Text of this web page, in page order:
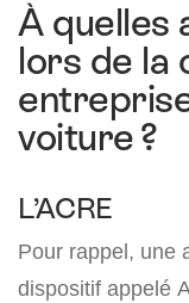
À quelles
lors de la
voiture ?
L’ACRE
Pour rappel, une
dispositif appelé